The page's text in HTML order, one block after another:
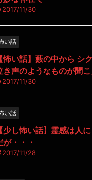
2017/11/30
い話
【怖い話】藪の中から シ
き声のようなものが聞
2017/11/30
い話
【少し怖い話】霊感は人
が・・・
2017/11/28